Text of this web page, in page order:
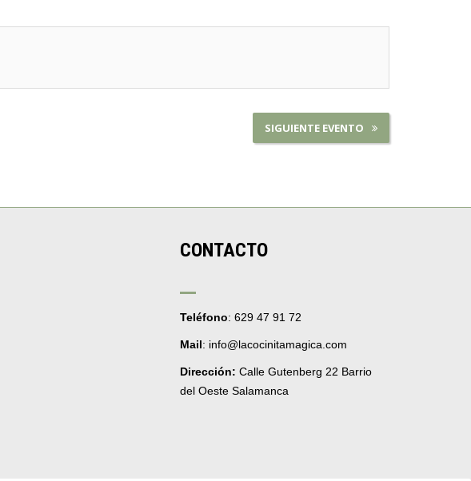
SIGUIENTE EVENTO
CONTACTO
Teléfono: 629 47 91 72
Mail: info@lacocinitamagica.com
Dirección: Calle Gutenberg 22 Barrio
del Oeste Salamanca